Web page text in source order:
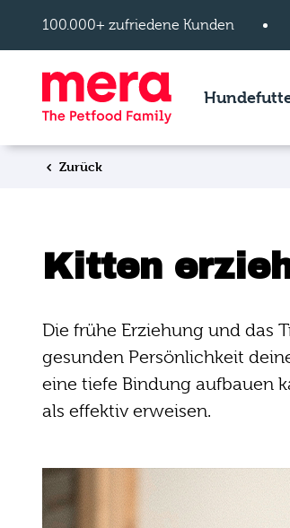
100.000+ zufriedene Kunden
Zurück
Kitten
Die frühe Erziehung und das
gesunden Persönlichkeit
eine tiefe Bindung aufbauen
als effektiv erweisen.